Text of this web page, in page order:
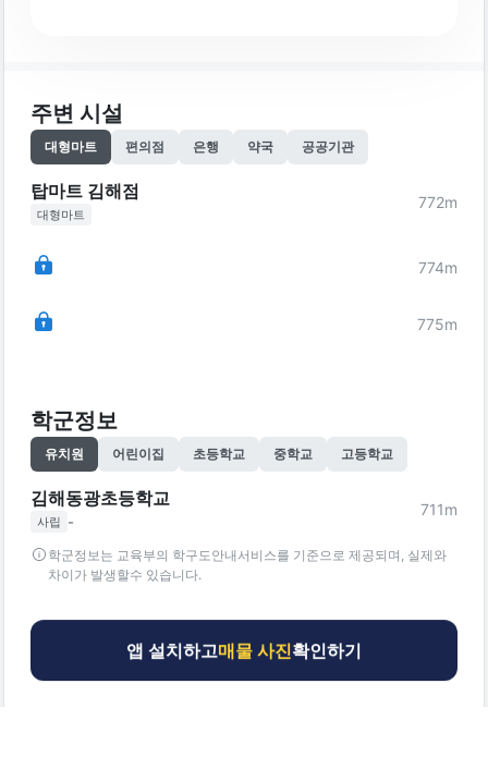
주변 시설
대형마트 편의점 은행 약국 공공기관
탑마트 김해점
대형마트
772m
774m
775m
학군정보
유치원 어린이집 초등학교 중학교 고등학교
김해동광초등학교
사립 -
711m
학군정보는 교육부의 학구도안내서비스를 기준으로 제공되며, 실제와
차이가 발생할수 있습니다.
앱 설치하고매물 사진확인하기